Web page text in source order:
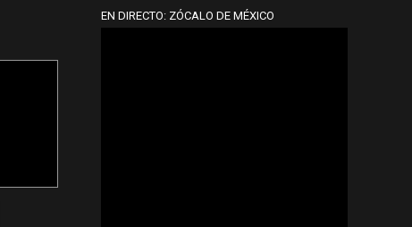
EN DIRECTO: ZÓCALO DE MÉXICO